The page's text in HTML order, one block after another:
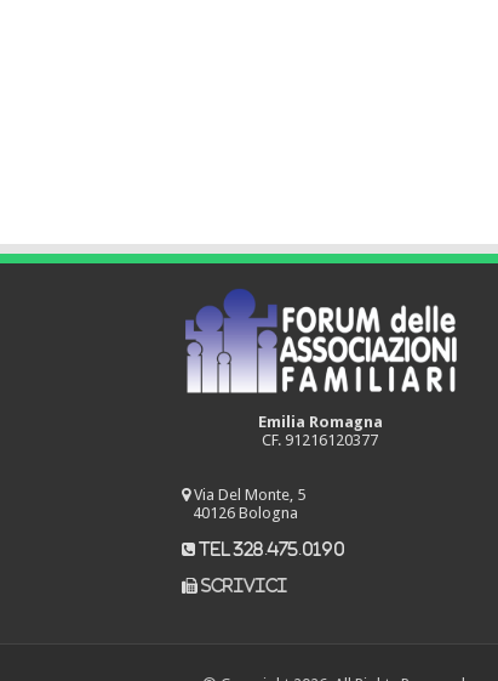
Emilia Romagna
CF. 91216120377
Via Del Monte, 5
40126 Bologna
tel 328.475.0190
scrivici